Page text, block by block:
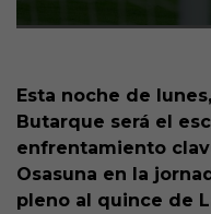
Esta noche de
Butarque será el
enfrentamiento
Osasuna en la
pleno al quince de